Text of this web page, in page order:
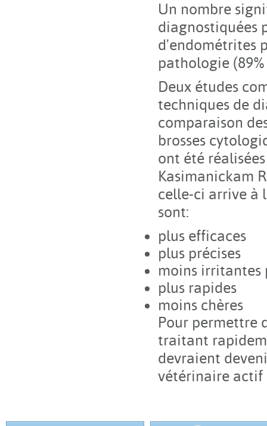
Un nombre
diagnostiquées
d'endométrites
pathologie (89%
Deux études
techniques de
comparaison
brosses
ont été
Kasimanickam
celle-ci arrive à
sont:
plus efficaces
plus précises
moins irritantes
plus rapides
moins chères
Pour permettre
traitant
devraient
vétérinaire actif